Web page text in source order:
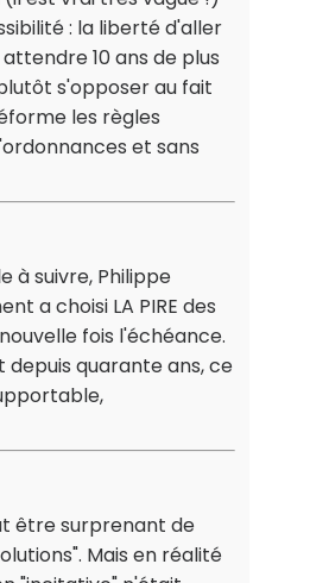
: la liberté d'aller
10 ans de plus
s'opposer au fait
les règles
et sans
à suivre, Philippe
a choisi LA PIRE des
fois l'échéance.
depuis quarante ans, ce
être surprenant de
Mais en réalité